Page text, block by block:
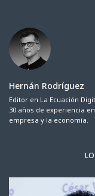
Hernán Rodríguez
Editor en La Ecuación
30 años de experiencia
empresa y la economía.